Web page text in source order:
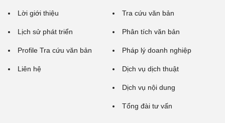
Lời giới thiệu
Lịch sử phát triển
Profile Tra cứu văn bản
Liên hệ
Tra cứu văn bản
Phân tích văn bản
Pháp lý doanh nghiệp
Dịch vụ dịch thuật
Dịch vụ nội dung
Tổng đài tư vấn